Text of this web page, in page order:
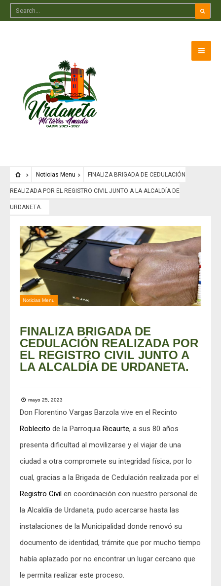
Noticias Menu FINALIZA BRIGADA DE CEDULACIÓN
REALIZADA POR EL REGISTRO CIVIL JUNTO A LA ALCALDÍA DE
URDANETA.
Noticias Menu
FINALIZA BRIGADA DE
CEDULACIÓN REALIZADA POR
EL REGISTRO CIVIL JUNTO A
LA ALCALDÍA DE URDANETA.
mayo 25, 2023
Don Florentino Vargas Barzola vive en el Recinto
Roblecito de la Parroquia Ricaurte, a sus 80 años
presenta dificultad al movilizarse y el viajar de una
ciudad a otra compromete su integridad física, por lo
cual, gracias a la Brigada de Cedulación realizada por el
Registro Civil en coordinación con nuestro personal de
la Alcaldía de Urdaneta, pudo acercarse hasta las
instalaciones de la Municipalidad donde renovó su
documento de identidad, trámite que por mucho tiempo
había aplazado por no encontrar un lugar cercano que
le permita realizar este proceso.